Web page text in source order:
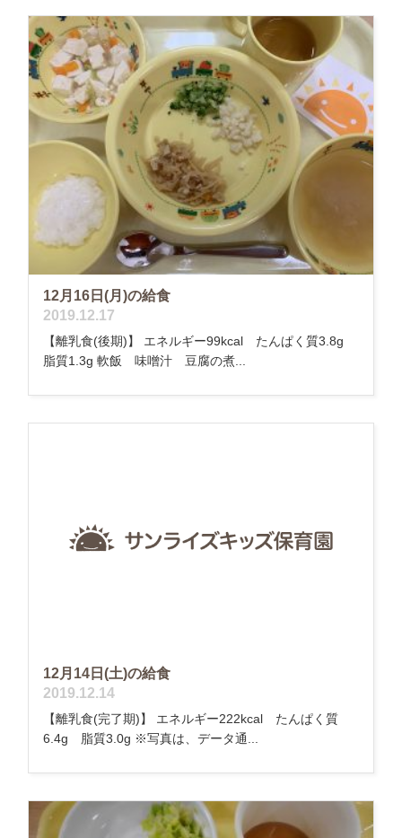
12月16日(月)の給食
2019.12.17
【離乳食(後期)】 エネルギー99kcal たんぱく質3.8g
脂質1.3g 軟飯 味噌汁 豆腐の煮...
12月14日(土)の給食
2019.12.14
【離乳食(完了期)】 エネルギー222kcal たんぱく質
6.4g 脂質3.0g ※写真は、データ通...